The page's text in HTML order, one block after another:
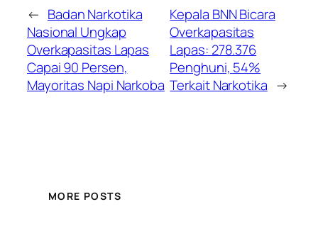
← Badan Narkotika
Nasional Ungkap
Overkapasitas Lapas
Capai 90 Persen,
Mayoritas Napi Narkoba
Kepala BNN Bicara
Overkapasitas
Lapas: 278.376
Penghuni, 54%
Terkait Narkotika →
MORE POSTS